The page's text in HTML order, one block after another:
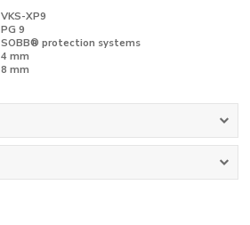
VKS-XP9
PG 9
SOBB® protection systems
4 mm
8 mm